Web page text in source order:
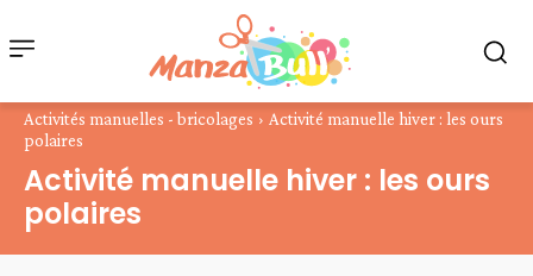
Activités manuelles - bricolages
Activité manuelle hiver : les ours
polaires
Activité manuelle hiver : les ours
polaires